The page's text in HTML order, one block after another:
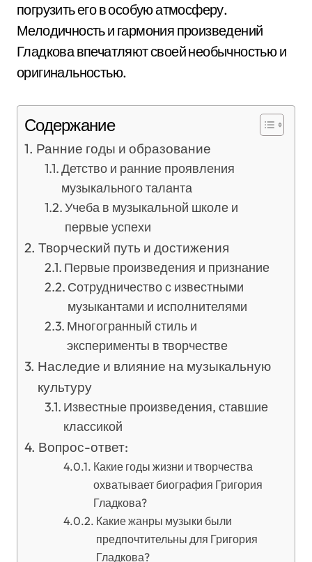
погрузить его в особую атмосферу.
Мелодичность и гармония произведений
Гладкова впечатляют своей необычностью и
оригинальностью.
Содержание
Ранние годы и образование
Детство и ранние проявления
музыкального таланта
Учеба в музыкальной школе и
первые успехи
Творческий путь и достижения
Первые произведения и признание
Сотрудничество с известными
музыкантами и исполнителями
Многогранный стиль и
эксперименты в творчестве
Наследие и влияние на музыкальную
культуру
Известные произведения, ставшие
классикой
Вопрос-ответ:
Какие годы жизни и творчества
охватывает биография Григория
Гладкова?
Какие жанры музыки были
предпочтительны для Григория
Гладкова?